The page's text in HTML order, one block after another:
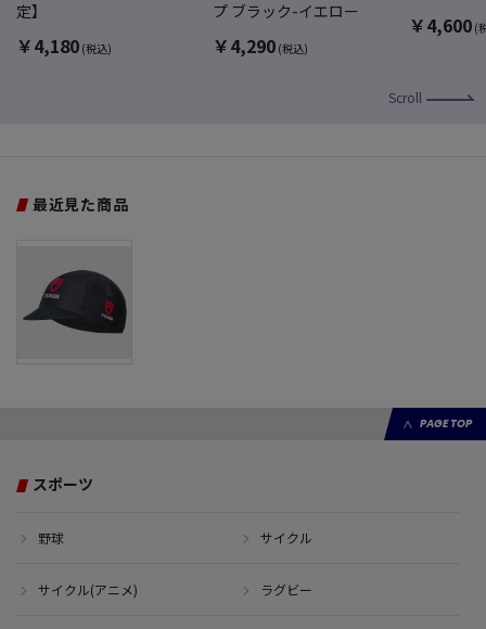
定】
￥4,180 (税込)
プ ブラック-イエロー
￥4,290 (税込)
￥4,600 (
Scroll
最近見た商品
PAGE TOP
スポーツ
野球 サイクル
サイクル(アニメ) ラグビー